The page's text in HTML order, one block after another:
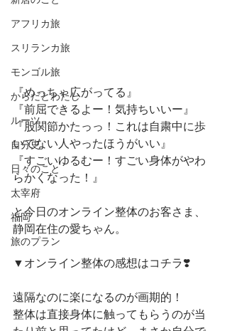
アフリカ旅
スリランカ旅
モンゴル旅
からだとわたし
ルーツ
自分史
日々のこと
太宰府
福岡
旅のプラン
『めっちゃ広がってる』
『前屈できるよー！気持ちいいー』
『股関節かたっっ！これは自粛中に歩
いてない人やったほうがいい』
『すごいゆるむー！すごい身体がやわ
らかくなった！』
と今日のオンライン整体のお客さま、
静岡在住の愛ちゃん。
▼オンライン整体の感想はコチラ❣️
遠隔なのに楽になるのが画期的！
整体は直接身体に触ってもらうのが当